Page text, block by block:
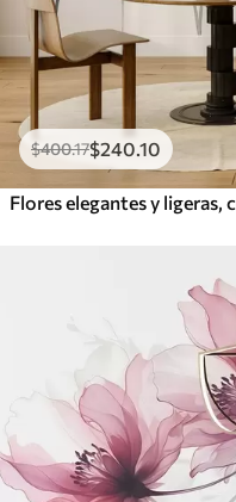
$400.17$240.10